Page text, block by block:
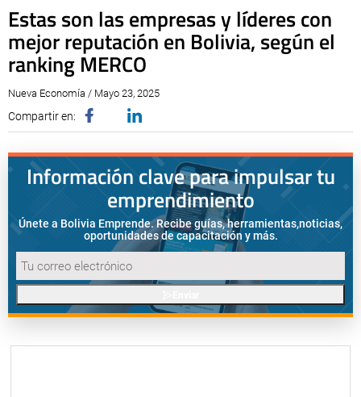
Estas son las empresas y líderes con
mejor reputación en Bolivia, según el
ranking MERCO
Nueva Economía / Mayo 23, 2025
Compartir en:
Información clave para impulsar tu
emprendimiento
Únete a Bolivia Emprende. Recibe guías, herramientas,noticias,
oportunidades de capacitación y más.